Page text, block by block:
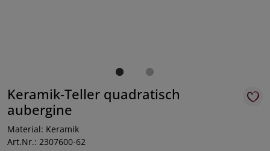
Keramik-Teller quadratisch
aubergine
Material: Keramik
Art.Nr.: 2307600-62